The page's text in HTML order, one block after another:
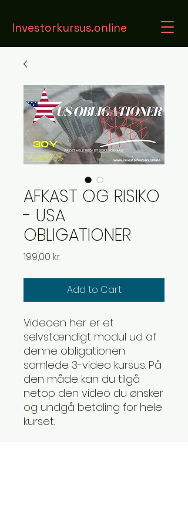
Investorkursus.online
AFKAST OG RISIKO
- USA
OBLIGATIONER
199,00 kr.Price
Add to Cart
Videoen her er et
selvstændigt modul ud af
denne obligationen
samlede 3-video kursus. På
den måde kan du tilgå
netop den video du ønsker
og undgå betaling for hele
kurset.